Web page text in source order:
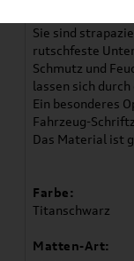
Sie sind
rutschfeste
Schmutz und
lassen sich
Ein besonderes
Fahrzeug-
Das Material ist
Farbe:
Titanschwarz
Matten-Art: